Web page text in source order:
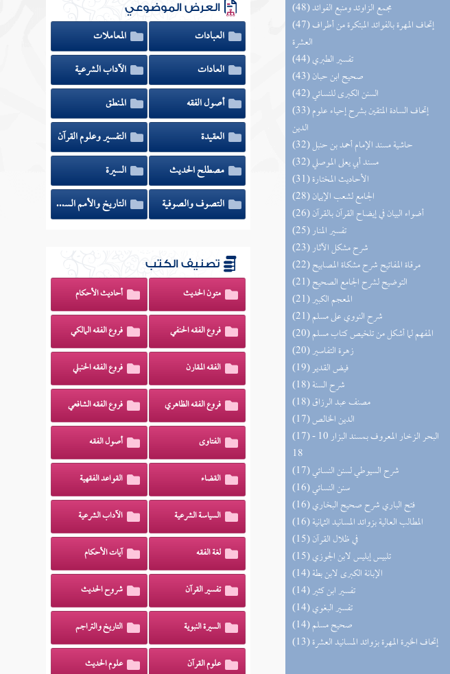
(48) مجمع الزاوئد ومنبع الفوائد
(47) إتحاف المهرة بالفوائد المبتكرة من أطراف
العشرة
(44) تفسير الطبري
(43) صحيح ابن حبان
(42) السنن الكبرى للنسائي
(33) إتحاف السادة المتقين بشرح إحياء علوم
الدين
(32) حاشية مسند الإمام أحمد بن حنبل
(32) مسند أبي يعلى الموصلي
(31) الأحاديث المختارة
(28) الجامع لشعب الإيمان
(26) أضواء البيان في إيضاح القرآن بالقرآن
(25) تفسير المنار
(23) شرح مشكل الآثار
(22) مرقاة المفاتيح شرح مشكاة المصابيح
(21) التوضيح لشرح الجامع الصحيح
(21) المعجم الكبير
(21) شرح النووي على مسلم
(20) المفهم لما أشكل من تلخيص كتاب مسلم
(20) زهرة التفاسير
(19) فيض القدير
(18) شرح السنة
(18) مصنف عبد الرزاق
(17) الدين الخالص
(17) البحر الزخار المعروف بمسند البزار 10 -
18
(17) شرح السيوطي لسنن النسائي
(16) سنن النسائي
(16) فتح الباري شرح صحيح البخاري
(16) المطالب العالية بزوائد المسانيد الثمانية
(15) في ظلال القرآن
(15) تلبيس إبليس لابن الجوزي
(14) الإبانة الكبرى لابن بطة
(14) تفسير ابن كثير
(14) تفسير البغوي
(14) صحيح مسلم
(13) إتحاف الخيرة المهرة بزوائد المسانيد العشرة
العرض الموضوعي
العبادات
المعاملات
العادات
الآداب الشرعية
أصول الفقه
المنطق
العقيدة
التفسير وعلوم القرآن
مصطلح الحديث
السيرة
التصوف والصوفية
التاريخ والأمم السابقة
تصنيف الكتب
متون الحديث أحاديث الأحكام
فروع الفقه الحنفي فروع الفقه المالكي
الفقه المقارن فروع الفقه الحنبلي
فروع الفقه الظاهري فروع الفقه الشافعي
الفتاوى أصول الفقه
القضاء القواعد الفقهية
السياسة الشرعية الآداب الشرعية
لغة الفقه آيات الأحكام
تفسير القرآن شروح الحديث
السيرة النبوية التاريخ والتراجم
علوم القرآن علوم الحديث